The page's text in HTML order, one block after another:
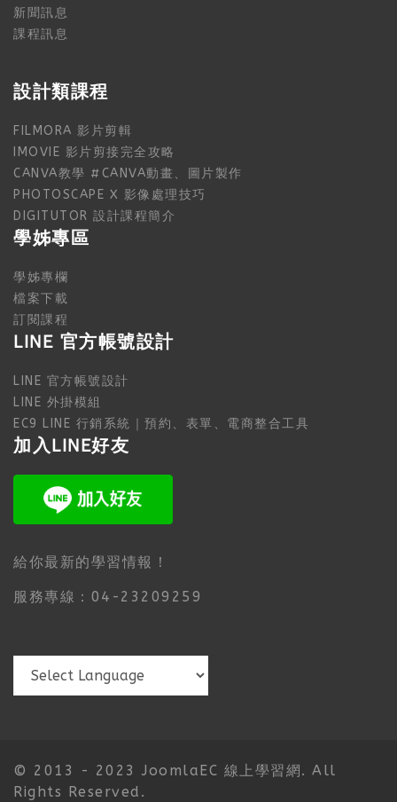
新聞訊息
課程訊息
設計類課程
FILMORA 影片剪輯
IMOVIE 影片剪接完全攻略
CANVA教學 #CANVA動畫、圖片製作
PHOTOSCAPE X 影像處理技巧
DIGITUTOR 設計課程簡介
學姊專區
學姊專欄
檔案下載
訂閱課程
LINE 官方帳號設計
LINE 官方帳號設計
LINE 外掛模組
EC9 LINE 行銷系統｜預約、表單、電商整合工具
加入LINE好友
給你最新的學習情報！
服務專線：04-23209259
© 2013 - 2023 JoomlaEC 線上學習網. All
Rights Reserved.